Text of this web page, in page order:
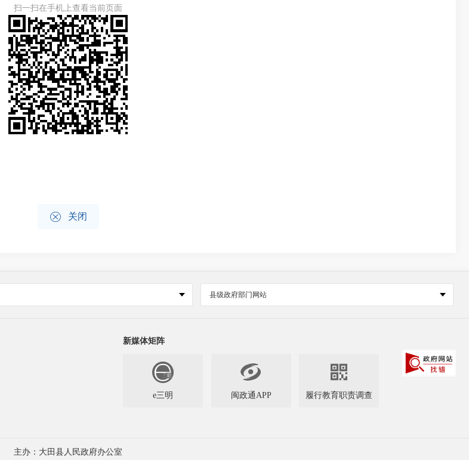
扫一扫在手机上查看当前页面
 关闭
县级政府部门网站
新媒体矩阵
e三明

闽政通APP

履行教育职责调查
主办：大田县人民政府办公室